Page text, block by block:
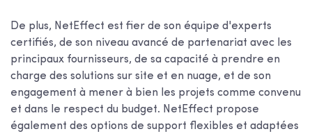
De plus, NetEffect est fier de son équipe d'experts
certifiés, de son niveau avancé de partenariat avec les
principaux fournisseurs, de sa capacité à prendre en
charge des solutions sur site et en nuage, et de son
engagement à mener à bien les projets comme convenu
et dans le respect du budget. NetEffect propose
également des options de support flexibles et adaptées